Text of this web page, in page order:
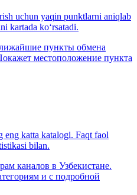
uchun yaqin punktlarni aniqlab
kartada ko‘rsatadi.
пункты обмена
местоположение пункта
eng katta katalogi. Faqt faol
bilan.
каналов в Узбекистане.
и с подробной